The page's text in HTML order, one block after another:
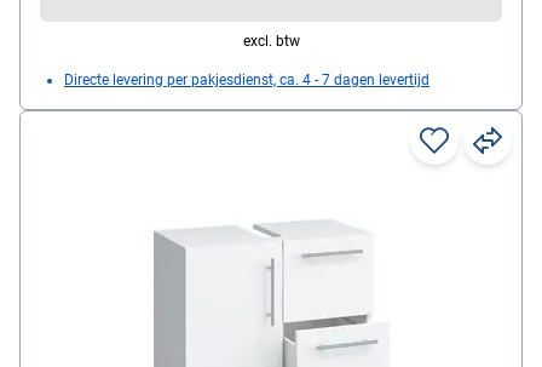
excl. btw
Directe levering per pakjesdienst, ca. 4 - 7 dagen levertijd